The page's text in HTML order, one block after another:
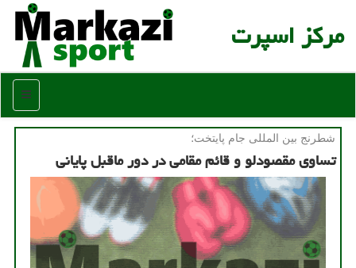
مركز اسپرت
منو
شطرنج بین المللی جام پایتخت؛
تساوی مقصودلو و قائم مقامی در دور ماقبل پایانی